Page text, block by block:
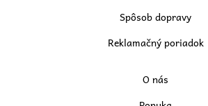
Spôsob dopravy
Reklamačný poriadok
O nás